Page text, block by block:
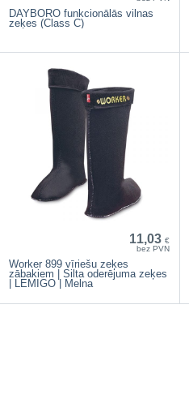
DAYBORO funkcionālās vilnas
zeķes (Class C)
11,03 €
bez PVN
Worker 899 vīriešu zeķes
zābakiem | Silta oderējuma zeķes
| LEMIGO | Melna